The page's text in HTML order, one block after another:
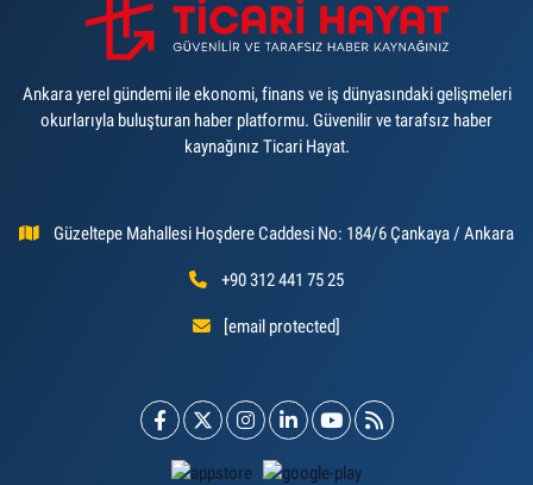
Ankara yerel gündemi ile ekonomi, finans ve iş dünyasındaki gelişmeleri
okurlarıyla buluşturan haber platformu. Güvenilir ve tarafsız haber
kaynağınız Ticari Hayat.
Güzeltepe Mahallesi Hoşdere Caddesi No: 184/6 Çankaya / Ankara
+90 312 441 75 25
[email protected]